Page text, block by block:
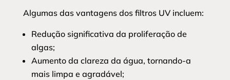
Algumas das vantagens dos filtros UV incluem:
Redução significativa da proliferação de
algas;
Aumento da clareza da água, tornando-a
mais limpa e agradável;